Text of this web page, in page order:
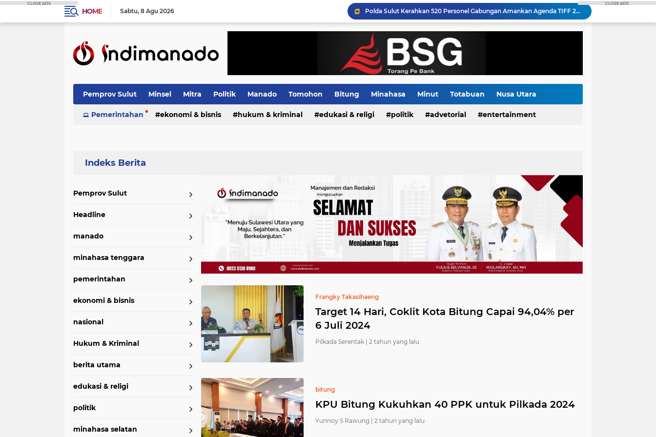
HOME Sabtu 8 Agu 2026
Jelang Hari Kemerdekaan ke-81 RI, PLN UP3 Tahuna Gelar Apel dan Inspeksi Peralatan Guna Pastikan Keandalan Listrik Kepulauan Nusa Utara
PLN Terus Mengupayakan Pemulihan Pasokan Listrik di Pulau Bunaken
Kanwil Kemenkum Sulut Perkuat Komitmen Tingkatkan Pelayanan Publik melalui Forum PASTI Ada Solusi Episode 10
Pemprov Sulut Minsel Mitra Politik Manado Tomohon Bitung Minahasa Minut Totabuan Nusa Utara
Nasional Advetorial Terpopuler Indeks
Pemerintahan ekonomi & bisnis hukum & kriminal edukasi & religi politik advetorial entertainment
Pemprov Sulut
Headline
manado
minahasa tenggara
pemerintahan
ekonomi & bisnis
nasional
Hukum & Kriminal
berita utama
edukasi & religi
politik
minahasa selatan
Frangky Takasihaeng
Target 14 Hari, Coklit Kota Bitung Capai 94,04% per
6 Juli 2024
Pilkada Serentak | 2 tahun yang lalu
bitung
KPU Bitung Kukuhkan 40 PPK untuk Pilkada 2024
Yunnoy S Rawung | 2 tahun yang lalu
CLOSE ADS CLOSE ADS